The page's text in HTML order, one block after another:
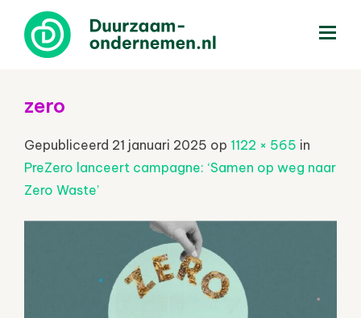
zero
Gepubliceerd 21 januari 2025 op 1122 × 565 in
PreZero lanceert campagne: ‘Samen op weg naar
Zero Waste’